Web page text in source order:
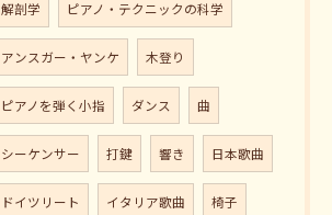
解剖学 ピアノ・テクニックの科学
アンスガー・ヤンケ 木登り
ピアノを弾く小指 ダンス 曲
シーケンサー 打鍵 響き 日本歌曲
ドイツリート イタリア歌曲 椅子